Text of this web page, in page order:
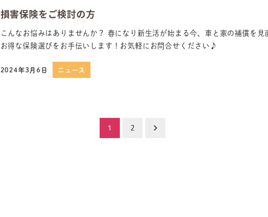
損害保険をご検討の方
こんなお悩みはありませんか？ 春になり新生活が始まる今、車と家の補償を見
お得な保険選びをお手伝いします！お気軽にお問合せください♪
2024年3月6日 ニュース
1 2